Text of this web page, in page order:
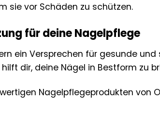
sie vor Schäden zu schützen.
für deine Nagelpflege
ein Versprechen für gesunde und
dir, deine Nägel in Bestform zu
Nagelpflegeprodukten von